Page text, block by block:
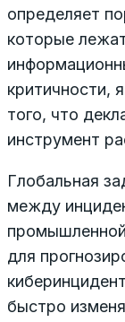
определяет
которые
критичности,
того, что
инструмент
Глобальная
между
для
быстро